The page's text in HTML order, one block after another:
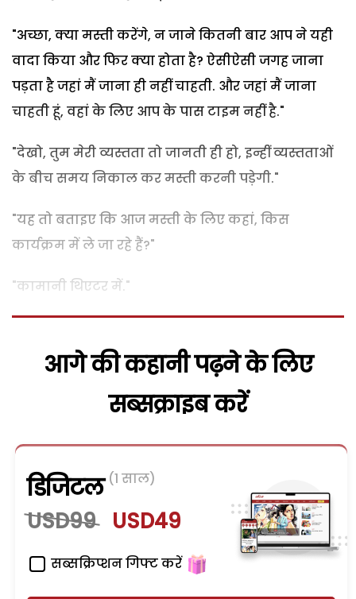
"अच्छा, क्या मस्ती करेंगे, न जाने कितनी बार आप ने यही
वादा किया और फिर क्या होता है? ऐसीऐसी जगह जाना
पड़ता है जहां मैं जाना ही नहीं चाहती. और जहां मैं जाना
चाहती हूं, वहां के लिए आप के पास टाइम नहीं है."
"देखो, तुम मेरी व्यस्तता तो जानती ही हो, इन्हीं व्यस्तताओं
के बीच समय निकाल कर मस्ती करनी पड़ेगी."
"यह तो बताइए कि आज मस्ती के लिए कहां, किस
कार्यक्रम में ले जा रहे हैं?"
"कामानी थिएटर में."
आगे की कहानी पढ़ने के लिए
सब्सक्राइब करें
डिजिटल (1 साल)
USD99 USD49
सब्सक्रिप्शन गिफ्ट करें